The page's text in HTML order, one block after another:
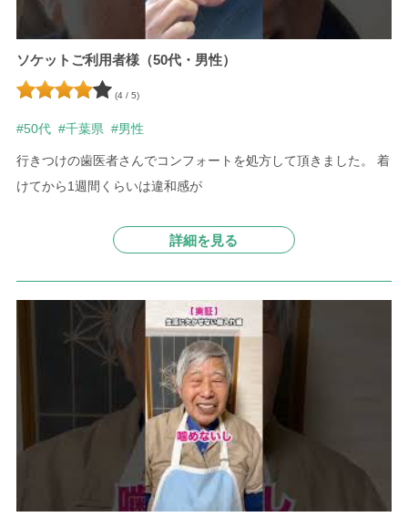
ソケットご利用者様（50代・男性）
(4 / 5)
#50代 #千葉県 #男性
行きつけの歯医者さんでコンフォートを処方して頂きました。
着
けてから1週間くらいは違和感が
詳細を見る